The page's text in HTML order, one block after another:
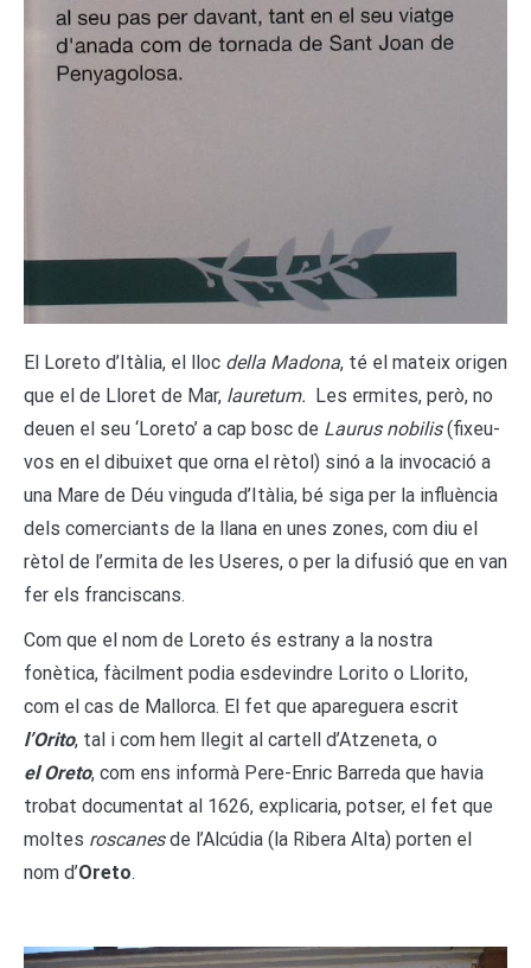
El Loreto d’Itàlia, el lloc della Madona, té el mateix origen
que el de Lloret de Mar, lauretum.
Les ermites, però, no
deuen el seu ‘Loreto’ a cap bosc de Laurus nobilis(fixeu-
vos en el dibuixet que orna el rètol) sinó a la invocació a
una Mare de Déu vinguda d’Itàlia, bé siga per la influència
dels comerciants de la llana en unes zones, com diu el
rètol de l’ermita de les Useres, o per la difusió que en van
fer els franciscans.
Com que el nom de Loreto és estrany a la nostra
fonètica, fàcilment podia esdevindre Lorito o Llorito,
com el cas de Mallorca. El fet que apareguera escrit
l’Orito, tal i com hem llegit al cartell d’Atzeneta, o
el Oreto, com ens informà Pere-Enric Barreda que havia
trobat documentat al 1626, explicaria, potser, el fet que
moltes roscanesde l’Alcúdia (la Ribera Alta) porten el
nom d’Oreto.